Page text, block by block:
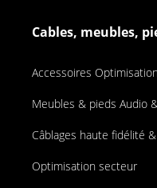
Cables, meubles,
Accessoires
Meubles & pieds Audio
Câblages haute fidélité
Optimisation secteur